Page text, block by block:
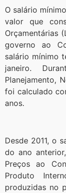
O salário
valor que
Orçamentárias
governo ao
salário mínimo
janeiro.
Planejamento,
foi calculado
anos.
Desde 2011, o
do ano
Preços ao
Produto
produzidas no